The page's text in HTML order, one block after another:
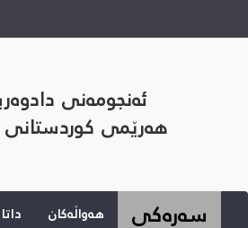
ئەنجومەنی
هەرێمی کوردستانی
سەرەکی هەواڵەکان